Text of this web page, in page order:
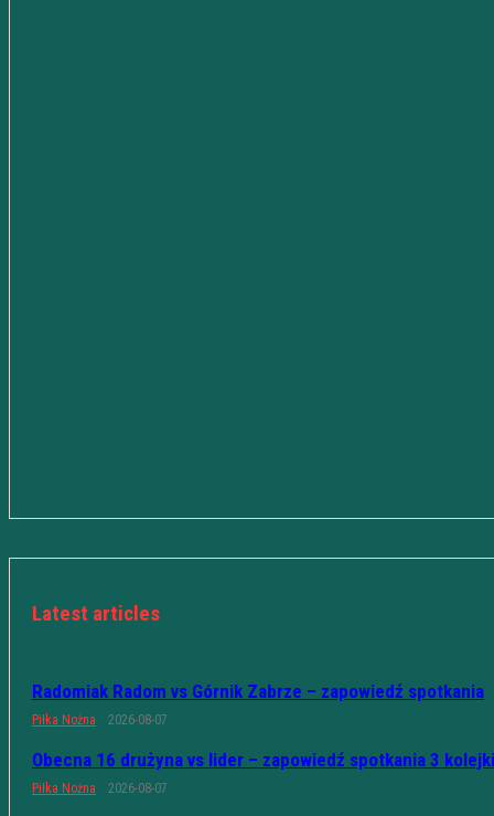
Latest articles
Radomiak Radom vs Górnik Zabrze – zapowiedź spotkania
Piłka Nożna 2026-08-07
Obecna 16 drużyna vs lider – zapowiedź spotkania 3 kolejki
Piłka Nożna 2026-08-07